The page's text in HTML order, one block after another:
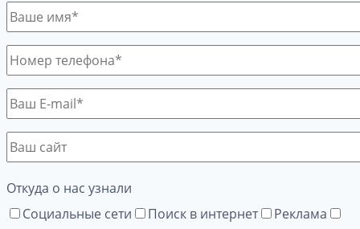
Откуда о нас узнали
Социальные сети
Поиск в интернет
Реклама